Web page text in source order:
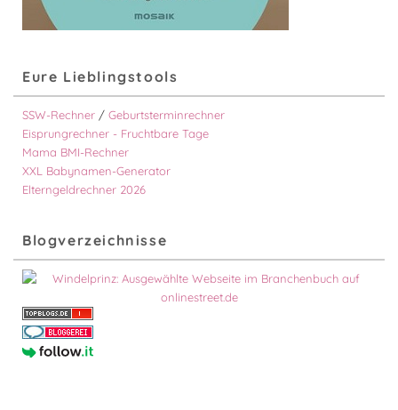
Eure Lieblingstools
SSW-Rechner / Geburtsterminrechner
Eisprungrechner - Fruchtbare Tage
Mama BMI-Rechner
XXL Babynamen-Generator
Elterngeldrechner 2026
Blogverzeichnisse